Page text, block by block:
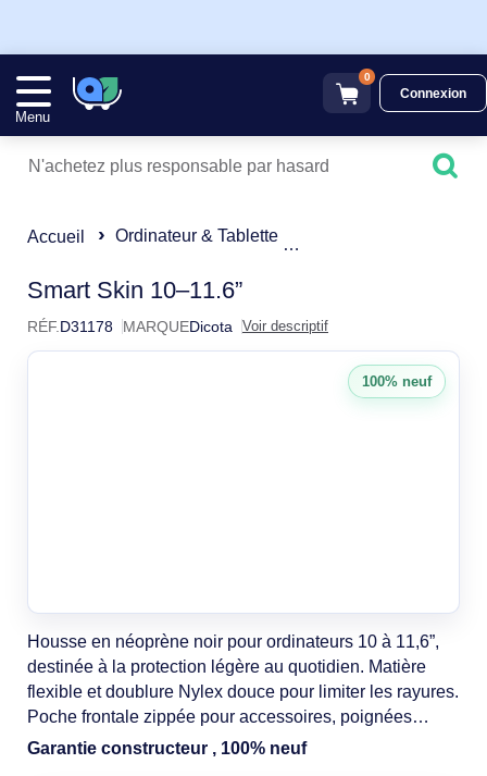
Menu
0
Connexion
Accueil Ordinateur & Tablette
Dicota Smart Skin
Smart Skin 10–11.6”
RÉF. D31178 MARQUEDicota Voir descriptif
Housse en néoprène noir pour ordinateurs 10 à 11,6”,
destinée à la protection légère au quotidien. Matière
flexible et doublure Nylex douce pour limiter les rayures.
Poche frontale zippée pour accessoires, poignées
rembourrées fines pour le porter à la main ou le glisser
Garantie constructeur , 100% neuf
100% neuf